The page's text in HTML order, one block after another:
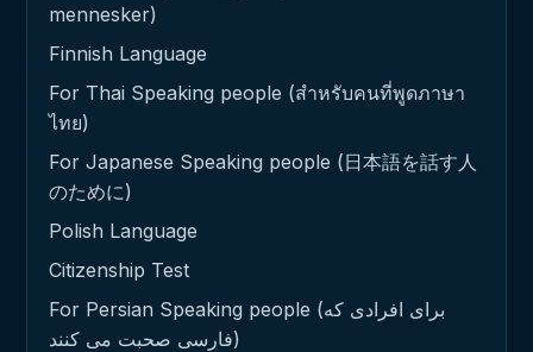
mennesker)
Finnish Language
For Thai Speaking people (สำหรับคนที่พูดภาษา
ไทย)
For Japanese Speaking people (日本語を話す人
のために)
Polish Language
Citizenship Test
For Persian Speaking people (برای افرادی که
فارسی صحبت می کنند)